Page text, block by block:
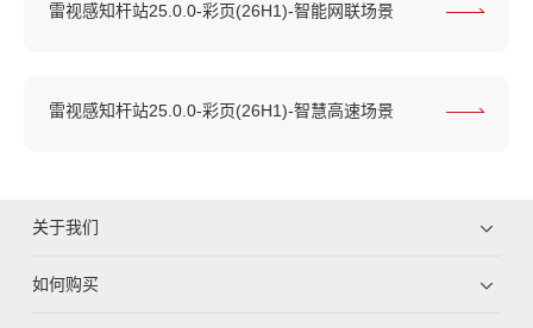
雷视感知杆站25.0.0-彩页(26H1)-智能网联场景
雷视感知杆站25.0.0-彩页(26H1)-智慧高速场景
关于我们
如何购买